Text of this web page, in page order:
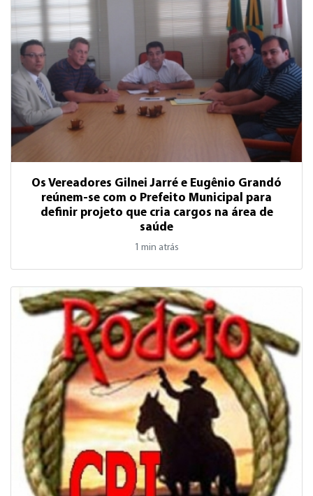
Os Vereadores Gilnei Jarré e Eugênio Grandó
reúnem-se com o Prefeito Municipal para
definir projeto que cria cargos na área de
saúde
1 min atrás